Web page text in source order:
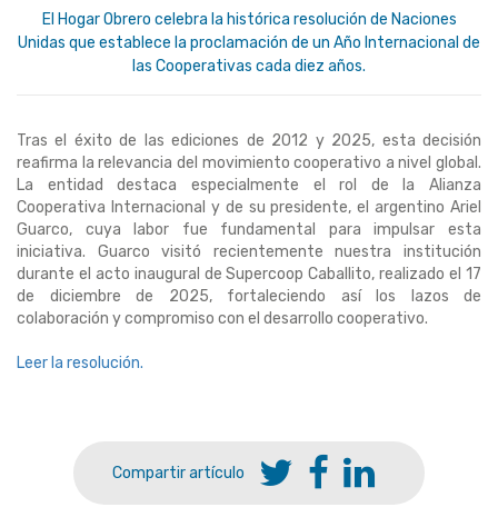
El Hogar Obrero celebra la histórica resolución de Naciones
Unidas que establece la proclamación de un Año Internacional de
las Cooperativas cada diez años.
Tras el éxito de las ediciones de 2012 y 2025, esta decisión
reafirma la relevancia del movimiento cooperativo a nivel global.
La entidad destaca especialmente el rol de la Alianza
Cooperativa Internacional y de su presidente, el argentino Ariel
Guarco, cuya labor fue fundamental para impulsar esta
iniciativa. Guarco visitó recientemente nuestra institución
durante el acto inaugural de Supercoop Caballito, realizado el 17
de diciembre de 2025, fortaleciendo así los lazos de
colaboración y compromiso con el desarrollo cooperativo.
Leer la resolución.
Compartir artículo